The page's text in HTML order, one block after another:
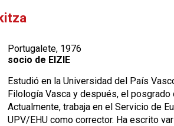
Portugalete, 1976
socio de EIZIE
Estudió en la Universidad del País
Filología Vasca y después, el posgrado
Actualmente, trabaja en el Servicio de
UPV/EHU como corrector. Ha escrito